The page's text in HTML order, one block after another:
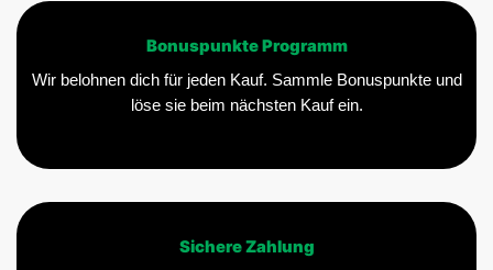
Bonuspunkte Programm
Wir belohnen dich für jeden Kauf. Sammle Bonuspunkte und
löse sie beim nächsten Kauf ein.
Sichere Zahlung